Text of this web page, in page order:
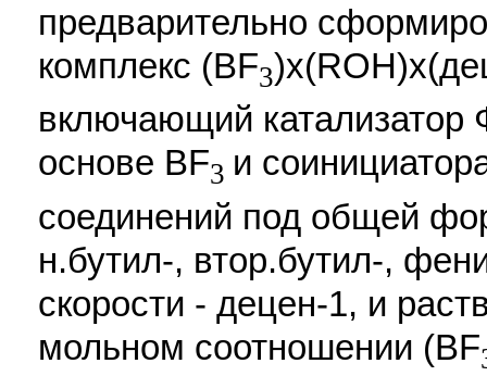
предварительно
комплекс (BF3
включающий катализатор
основе BF3 и
соединений под общей
н.бутил-, втор.бутил-,
скорости - децен-1, и
мольном соотношении (BF